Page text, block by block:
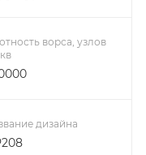
ворса, узлов
дизайна